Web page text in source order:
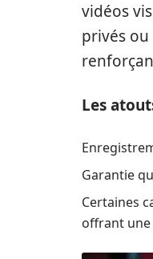
vidéos
privés
Les
Garantie
Certaines
offrant